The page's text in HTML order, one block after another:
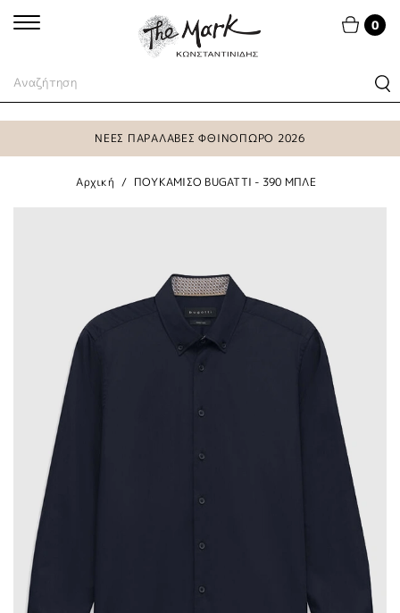
0
ΝΕΕΣ ΠΑΡΑΛΑΒΕΣ ΦΘΙΝΟΠΩΡΟ 2026
Αρχική ΠΟΥΚΑΜΙΣΟ BUGATTI - 390 ΜΠΛΕ